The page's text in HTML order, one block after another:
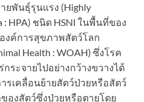
ยพันธุ์รุนแรง (Highly
: HPA) ชนิด HSNI ในพื้นที่ของ
งค์การสุขภาพสัตว์โลก
Health : WOAH) ซึ่งโรค
ระจายไปอย่างกว้างขวางได้
รเคลื่อนย้ายสัตว์ป่วยหรือสัตว์
องสัตว์ซึ่งป่วยหรือตายโดย